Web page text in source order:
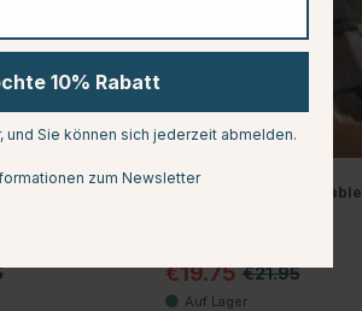
QHP
Fliegenhaube Detachable
€19.75 €21.95
10% Rabatt
Sie können sich jederzeit abmelden.
zum Newsletter